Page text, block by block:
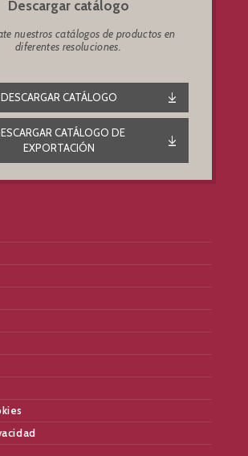
Descargar catálogo
nuestros catálogos de productos en
diferentes resoluciones.
DESCARGAR CATÁLOGO
CATÁLOGO DE
EXPORTACIÓN